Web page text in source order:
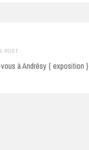
POSTPrevious
post:
à Andrésy { exposition }